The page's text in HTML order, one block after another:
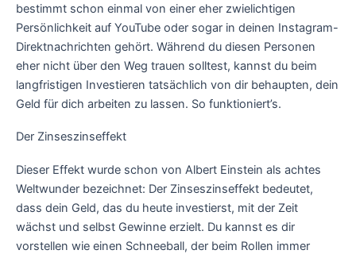
bestimmt schon einmal von einer eher zwielichtigen
Persönlichkeit auf YouTube oder sogar in deinen Instagram-
Direktnachrichten gehört. Während du diesen Personen
eher nicht über den Weg trauen solltest, kannst du beim
langfristigen Investieren tatsächlich von dir behaupten, dein
Geld für dich arbeiten zu lassen. So funktioniert’s.
‍Der Zinseszinseffekt
Dieser Effekt wurde schon von Albert Einstein als achtes
Weltwunder bezeichnet: Der Zinseszinseffekt bedeutet,
dass dein Geld, das du heute investierst, mit der Zeit
wächst und selbst Gewinne erzielt. Du kannst es dir
vorstellen wie einen Schneeball, der beim Rollen immer